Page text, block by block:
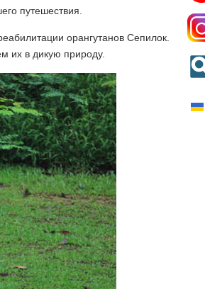
путешествия.
орангутанов Сепилок.
их в дикую природу.